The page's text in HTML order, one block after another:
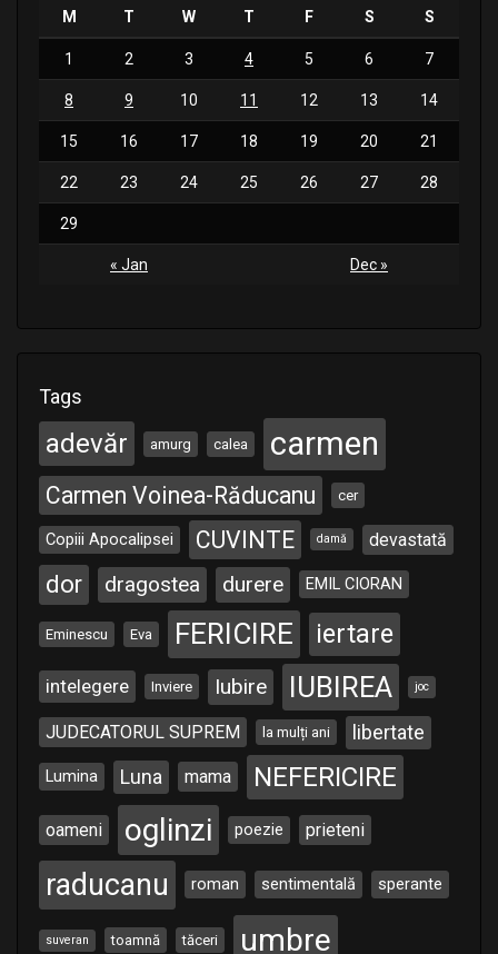
M T W T F S S
« Jan Dec »
1 2 3 4 5 6 7
8 9 10 11 12 13 14
15 16 17 18 19 20 21
22 23 24 25 26 27 28
29
Tags
adevăr amurg calea carmen
Carmen Voinea-Răducanu cer
Copiii Apocalipsei CUVINTE damă devastată
dor dragostea durere EMIL CIORAN
Eminescu Eva FERICIRE iertare
intelegere Inviere Iubire IUBIREA joc
JUDECATORUL SUPREM la mulți ani libertate
Lumina Luna mama NEFERICIRE
oameni oglinzi poezie prieteni
raducanu roman sentimentală sperante
suveran toamnă tăceri umbre